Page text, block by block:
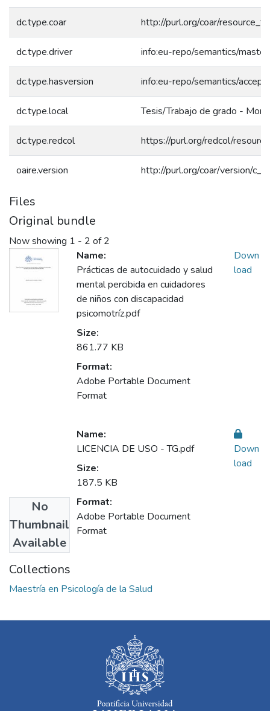
dc.type.coar http://purl.org/coar/
dc.type.driver info:eu-repo/semantics/
dc.type.hasversion info:eu-repo/semantics/
dc.type.local Tesis/Trabajo de grado -
dc.type.redcol https://purl.org/redcol/
oaire.version http://purl.org/coar/version/
Files
Original bundle
Now showing 1 - 2 of 2
Name:
Prácticas de autocuidado y salud
mental percibida en cuidadores
de niños con discapacidad
psicomotríz.pdf
Size:
861.77 KB
Format:
Adobe Portable Document
Format
Down
load
No
Thumbnail
Available
Name:
LICENCIA DE USO - TG.pdf
Size:
187.5 KB
Format:
Adobe Portable Document
Format
Down
load
Collections
Maestría en Psicología de la Salud